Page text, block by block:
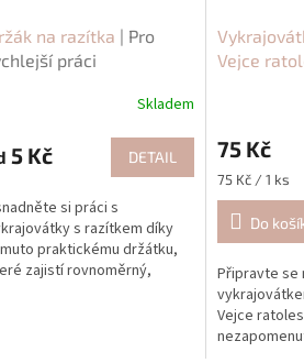
na razítka | Pro
práci
Skladem
5 Kč DETAIL
si práci s
s razítkem díky
praktickému držátku,
zajistí rovnoměrný,
Vejce
75 Kč
Měrná
cena:
75 Kč / 1 ks
Do
Připravte se
Vejce